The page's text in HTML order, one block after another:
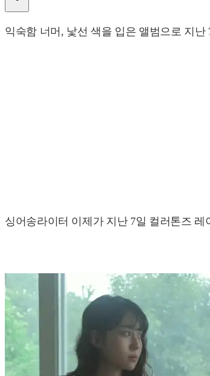
익숙함 너머, 낯선 색을 입은 앨범으로 지난
싱어송라이터 이제가 지난 7일 컬러톤즈